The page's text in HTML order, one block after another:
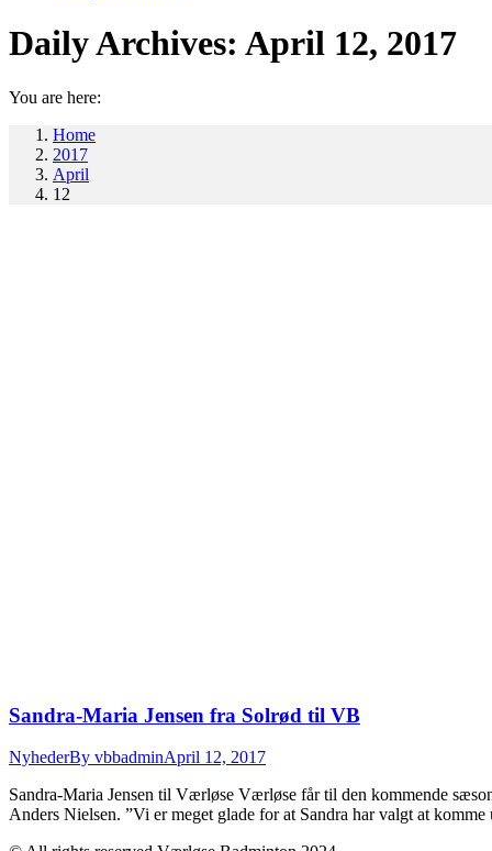
Daily Archives: April 12, 2017
You are here:
Home
2017
April
12
Sandra-Maria Jensen fra Solrød til VB
NyhederBy vbbadminApril 12, 2017
Sandra-Maria Jensen til Værløse Værløse får til den kommende
Anders Nielsen. ”Vi er meget glade for at Sandra har valgt at